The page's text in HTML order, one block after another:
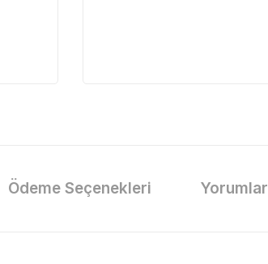
Ödeme Seçenekleri Yorumlar